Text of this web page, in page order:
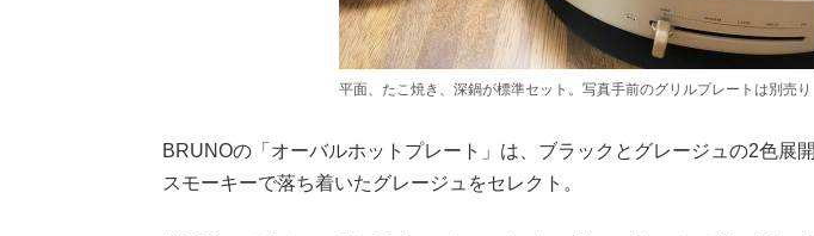
平面、たこ焼き、深鍋が標準セット。写真手前のグリルプレートは別売り
BRUNOの「オーバルホットプレート」は、ブラックとグレージュの2色展
スモーキーで落ち着いたグレージュをセレクト。